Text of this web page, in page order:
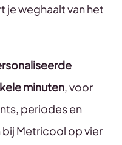
weghaalt van het
minuten, voor
periodes en
Metricool op vier